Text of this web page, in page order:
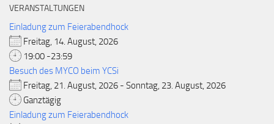
VERANSTALTUNGEN
Einladung zum Feierabendhock
Freitag, 14. August, 2026
19:00 -23:59
Besuch des MYCO beim YCSi
Freitag, 21. August, 2026 - Sonntag, 23. August, 2026
Ganztägig
Einladung zum Feierabendhock